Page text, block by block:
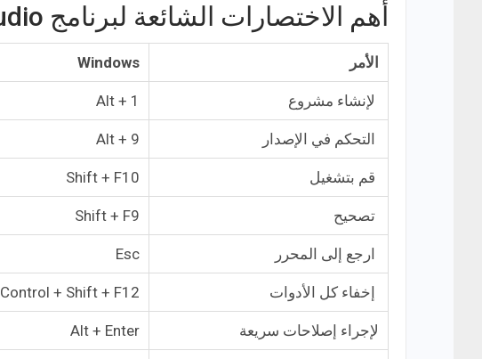
أهم الاختصارات الشائعة لبرنامج android studio
الأمر Windows
لإنشاء مشروع Alt + 1
التحكم في الإصدار Alt + 9
قم بتشغيل Shift + F10
تصحيح Shift + F9
ارجع إلى المحرر Esc
إخفاء كل الأدوات Control + Shift + F12
لإجراء إصلاحات سريعة Alt + Enter